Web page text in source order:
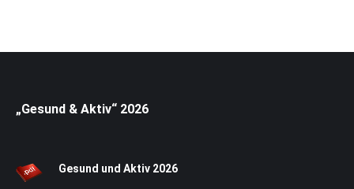
„Gesund & Aktiv“ 2026
Gesund und Aktiv 2026